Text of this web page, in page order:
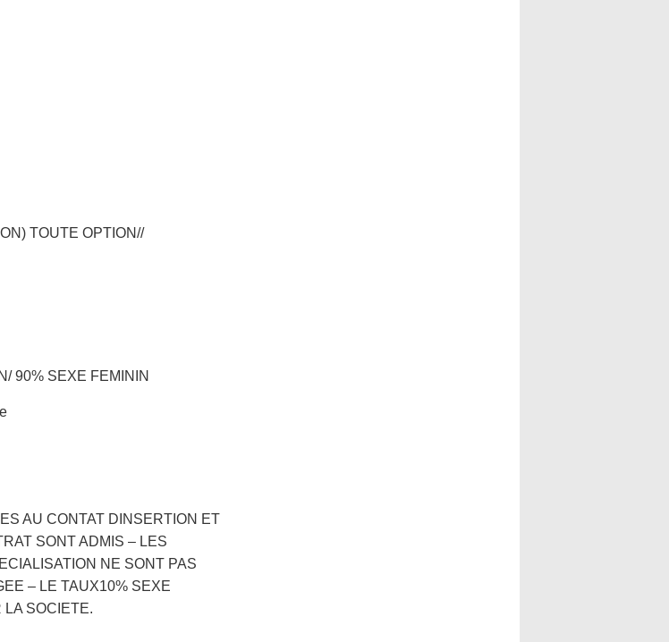
TOUTE OPTION//
90% SEXE FEMININ
AU CONTAT DINSERTION ET
SONT ADMIS – LES
NE SONT PAS
– LE TAUX10% SEXE
SOCIETE.